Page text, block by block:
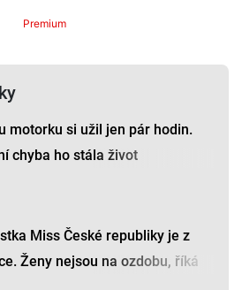
Premium
motorku si užil jen pár hodin.
chyba ho stála život
Miss České republiky je z
Ženy nejsou na ozdobu, říká